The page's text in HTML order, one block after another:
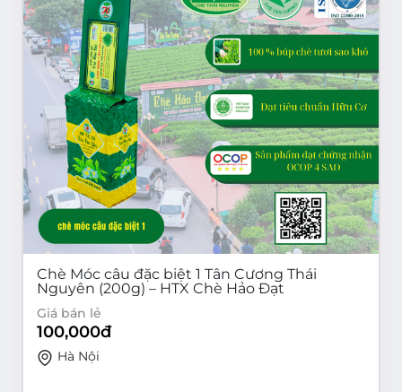
Chè Móc câu đặc biệt 1 Tân Cương Thái
Nguyên (200g) – HTX Chè Hảo Đạt
Giá bán lẻ
100,000đ
Hà Nội